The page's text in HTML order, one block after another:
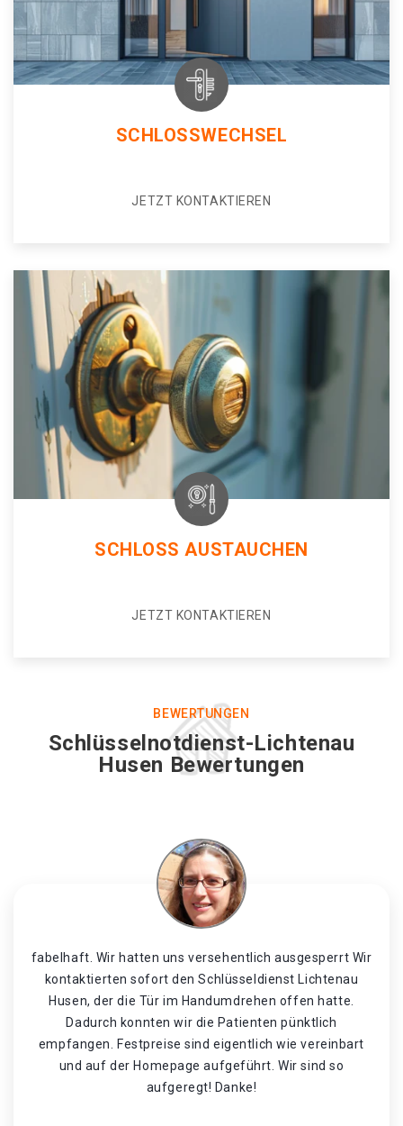
SCHLOSSWECHSEL
JETZT KONTAKTIEREN
SCHLOSS AUSTAUCHEN
JETZT KONTAKTIEREN
BEWERTUNGEN
Schlüsselnotdienst-Lichtenau
Husen Bewertungen
fabelhaft. Wir hatten uns versehentlich ausgesperrt Wir
kontaktierten sofort den Schlüsseldienst Lichtenau
Husen, der die Tür im Handumdrehen offen hatte.
Dadurch konnten wir die Patienten pünktlich
empfangen. Festpreise sind eigentlich wie vereinbart
und auf der Homepage aufgeführt. Wir sind so
aufgeregt! Danke!